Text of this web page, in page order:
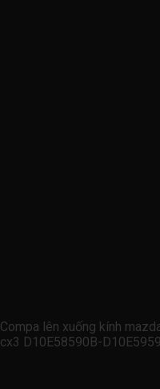
Compa lên xuống kính
cx3 D10E58590B-